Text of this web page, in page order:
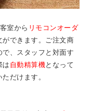
室から リモコンオーダ
できます。ご注文商
で、スタッフと対面す
は 自動精算機となって
だけます。